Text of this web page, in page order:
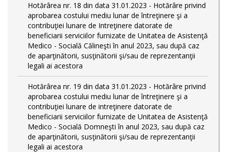
Hotărârea nr. 18 din data 31.01.2023 - Hotărâre privind
aprobarea costului mediu lunar de întreţinere şi a
contribuţiei lunare de Intreţinere datorate de
beneficiarii serviciilor furnizate de Unitatea de Asistenţă
Medico - Socială Călineşti în anul 2023, sau după caz
de aparţinătorii, susţinătorii şi/sau de reprezentanţii
legali ai acestora
Hotărârea nr. 19 din data 31.01.2023 - Hotărâre privind
aprobarea costului mediu lunar de întreţinere şi a
contribuţiei lunare de intreţinere datorate de
beneficiarii serviciilor furnizate de Unitatea de Asistenţă
Medico - Socială Domneşti în anul 2023, sau după caz
de aparţinătorii, susţinătorii şi/sau de reprezentanţii
legali ai acestora